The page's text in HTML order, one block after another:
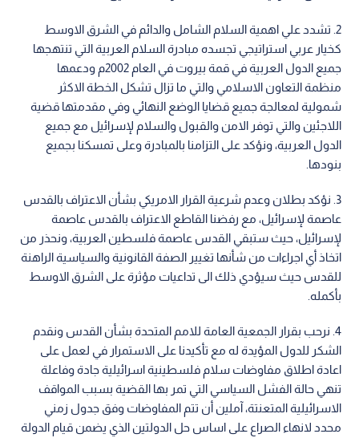
2. تشدد علي اهمية السلام الشامل والدائم في الشرق الاوسط
كخيار عربي استراتيجي تجسده مبادرة السلام العربية التي تنتهجها
جميع الدول العربية في قمة بيروت في العام 2002م ودعمها
منظمة التعاون الاسلامي والتي ما تزال تشكل الخطة الاكثر
شمولية لمعالجة جميع قضايا الوضع النهائي وفي مقدمتها قضية
اللاجئين والتي توفر الامن والقبول والسلام لإسرائيل مع جميع
الدول العربية، ونؤكد على التزامنا بالمبادرة وعلى تمسكنا بجميع
بنودها.
3. نؤكد بطلان وعدم شرعية القرار الامريكي بشأن الاعتراف بالقدس
عاصمة لإسرائيل، مع رفضنا القاطع الاعتراف بالقدس عاصمة
لإسرائيل، حيث ستبقي القدس عاصمة فلسطين العربية، ونحذر من
اتخاذ أي اجراءات من شأنها تغيير الصفة القانونية والسياسية الراهنة
للقدس حيث سيؤدي ذلك الى تداعيات مؤثرة على الشرق الاوسط
بأكمله.
4. نرحب بقرار الجمعية العامة للامم المتحدة بشأن القدس ونقدم
الشكر للدول المؤيدة له مع تأكيدنا على الاستمرار في لعمل على
اعادة اطلاق مفاوضات سلام فلسطينية اسرائيلية جادة وفاعلة
تنهي حالة الفشل السياسي التي تمر بها القضية بسبب المواقف
الاسرائيلية المتعنتة، آملين أن تتم المفاوضات وفق جدول زمني
محدد لانهاء الصراع على اساس حل الدولتين الذي يضمن قيام الدولة